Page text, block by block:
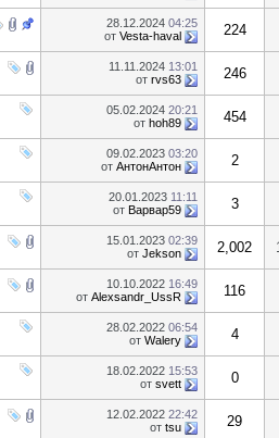
28.12.2024 04:25
от Vesta-haval 224
11.11.2024 13:01
от rvs63 246
05.02.2024 20:21
от hoh89 454
09.02.2023 03:20
от АнтонАнтон 2
20.01.2023 11:11
от Варвар59 3
15.01.2023 02:39
от Jekson 2,002
10.10.2022 16:49
от Alexsandr_UssR 116
28.02.2022 06:54
от Walery 4
18.02.2022 15:53
от svett 0
12.02.2022 22:42
от tsu 29